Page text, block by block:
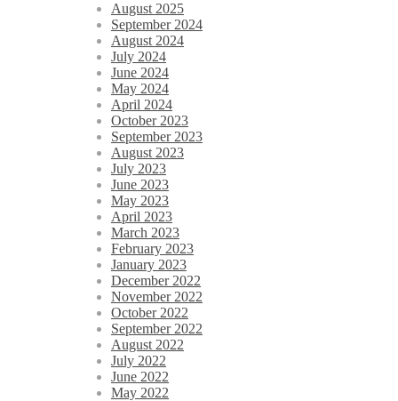
August 2025
September 2024
August 2024
July 2024
June 2024
May 2024
April 2024
October 2023
September 2023
August 2023
July 2023
June 2023
May 2023
April 2023
March 2023
February 2023
January 2023
December 2022
November 2022
October 2022
September 2022
August 2022
July 2022
June 2022
May 2022